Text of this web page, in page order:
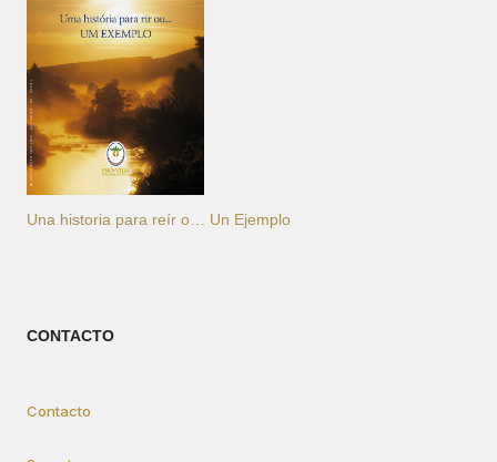
Una historia para reír o… Un Ejemplo
CONTACTO
Contacto